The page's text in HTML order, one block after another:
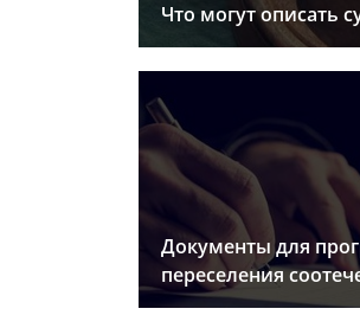
Что могут описать
Документы для
переселения